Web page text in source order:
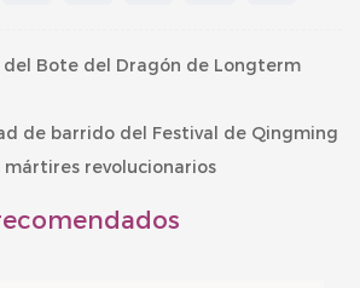
del Bote del Dragón de Longterm
de barrido del Festival de Qingming
mártires revolucionarios